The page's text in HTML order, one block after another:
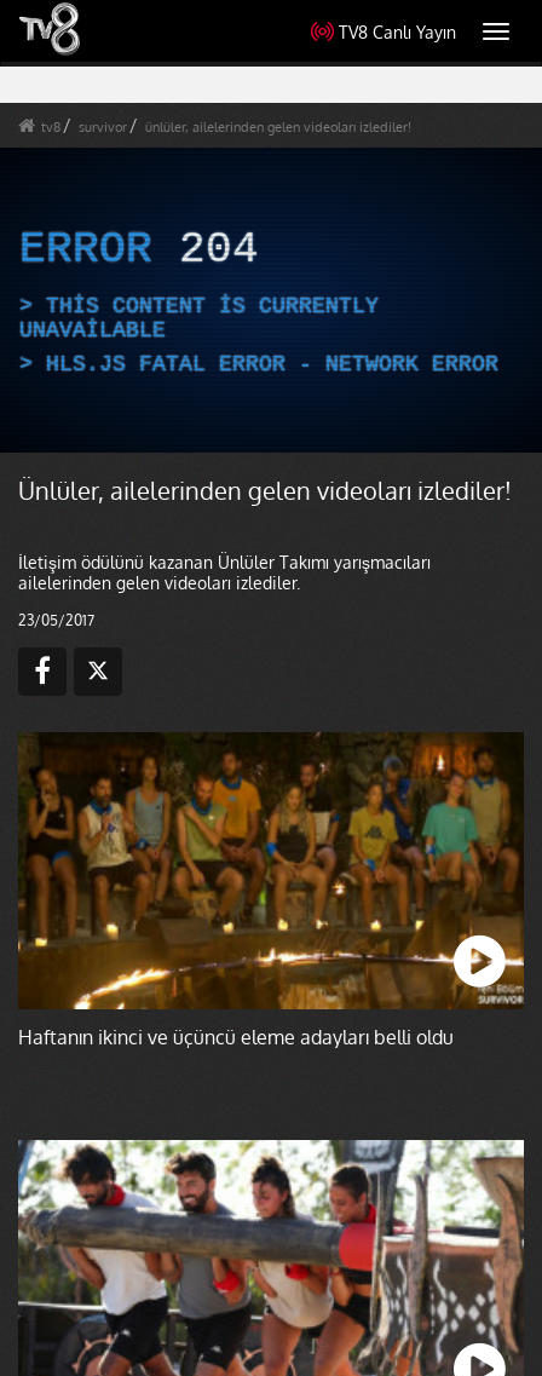
TV8 Canlı Yayın
tv8 survivor ünlüler, ailelerinden gelen videoları izlediler!
ERROR 204
THIS CONTENT IS CURRENTLY
UNAVAILABLE
HLS.JS FATAL ERROR - NETWORK ERROR
Ünlüler, ailelerinden gelen videoları izlediler!
İletişim ödülünü kazanan Ünlüler Takımı yarışmacıları
ailelerinden gelen videoları izlediler.
23/05/2017
Haftanın ikinci ve üçüncü eleme adayları belli oldu